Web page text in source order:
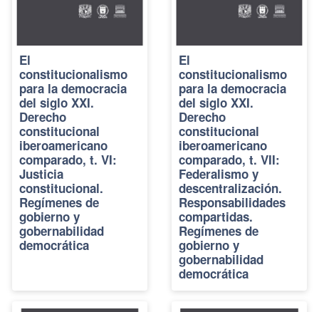
El
constitucionalismo
para la democracia
del siglo XXI.
Derecho
constitucional
iberoamericano
comparado, t. VI:
Justicia
constitucional.
Regímenes de
gobierno y
gobernabilidad
democrática
El
constitucionalismo
para la democracia
del siglo XXI.
Derecho
constitucional
iberoamericano
comparado, t. VII:
Federalismo y
descentralización.
Responsabilidades
compartidas.
Regímenes de
gobierno y
gobernabilidad
democrática